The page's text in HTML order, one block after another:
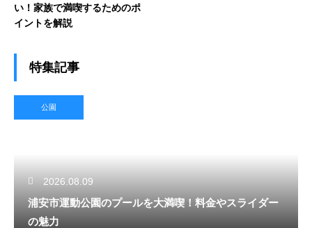
い！家族で満喫するためのポ
イントを解説
特集記事
公園
2026.08.09
浦安市運動公園のプールを大満喫！料金やスライダー
の魅力